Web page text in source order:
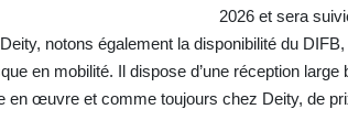
2026 et sera
notons également la disponibilité du
en mobilité. Il dispose d’une réception
en œuvre et comme toujours chez Deity, de